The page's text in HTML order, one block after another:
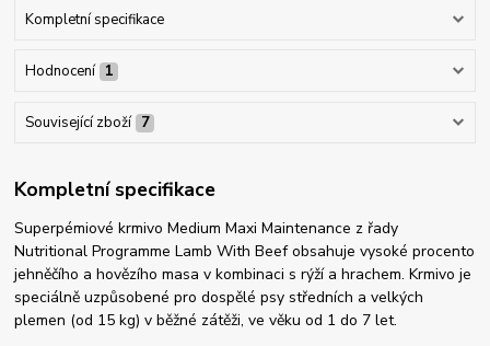
Kompletní specifikace
Hodnocení 1
Související zboží 7
Kompletní specifikace
Superpémiové krmivo Medium Maxi Maintenance z řady
Nutritional Programme Lamb With Beef obsahuje vysoké procento
jehněčího a hovězího masa v kombinaci s rýží a hrachem. Krmivo je
speciálně uzpůsobené pro dospělé psy středních a velkých
plemen (od 15 kg) v běžné zátěži, ve věku od 1 do 7 let.